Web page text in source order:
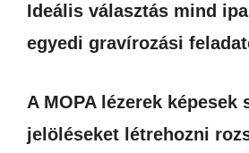
Ideális választás mind
egyedi gravírozási
A MOPA lézerek képesek
jelöléseket létrehozni